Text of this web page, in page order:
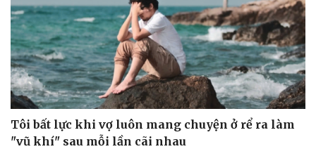
Tôi bất lực khi vợ luôn mang chuyện ở rể ra làm
"vũ khí" sau mỗi lần cãi nhau